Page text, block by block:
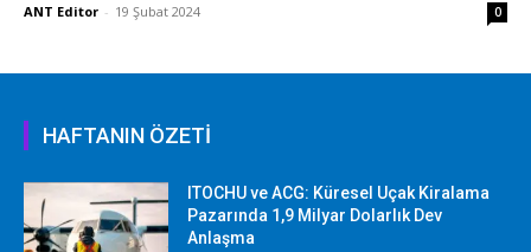
ANT Editor - 19 Şubat 2024 0
HAFTANIN ÖZETİ
ITOCHU ve ACG: Küresel Uçak Kiralama
Pazarında 1,9 Milyar Dolarlık Dev
Anlaşma